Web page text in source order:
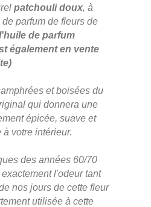
patchouli doux, à
parfum de fleurs de
de parfum
également en vente
et boisées du
qui donnera une
épicée, suave et
votre intérieur.
des années 60/70
l'odeur tant
nos jours de cette fleur
utilisée à cette